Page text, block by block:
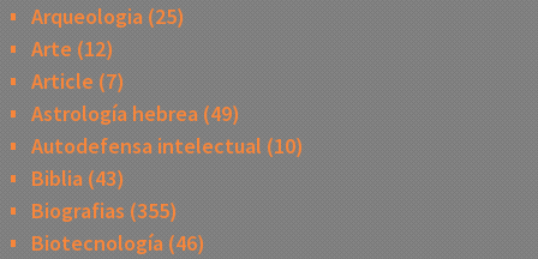
Arqueologia(25)
Arte (12)
Article (7)
Astrología hebrea(49)
Autodefensa intelectual (10)
Biblia(43)
Biografias (355)
Biotecnología(46)